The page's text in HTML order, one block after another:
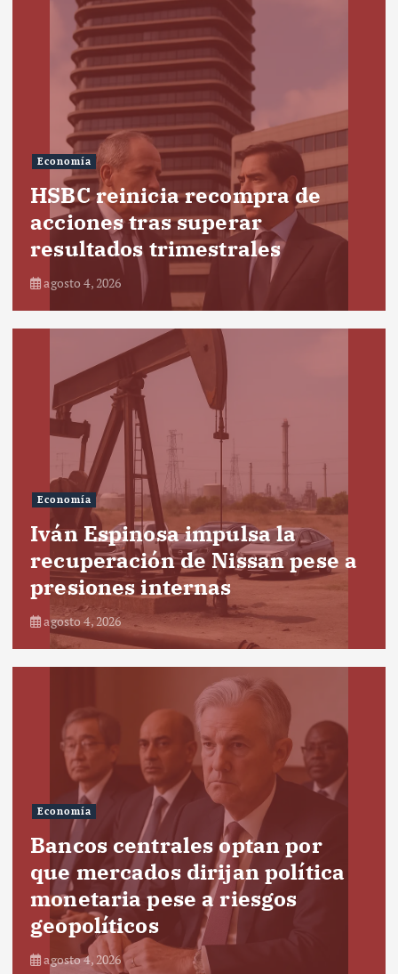
Economía
HSBC reinicia recompra de
acciones tras superar
resultados trimestrales
agosto 4, 2026
Economía
Iván Espinosa impulsa la
recuperación de Nissan pese a
presiones internas
agosto 4, 2026
Economía
Bancos centrales optan por
que mercados dirijan política
monetaria pese a riesgos
geopolíticos
agosto 4, 2026